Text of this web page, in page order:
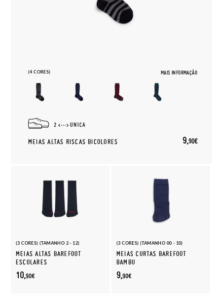
(4 CORES) MAIS INFORMAÇÃO
2 UNICA
MEIAS ALTAS RISCAS BICOLORES 9,90€
(3 CORES) (TAMANHO 2 - 12)
MEIAS ALTAS BAREFOOT
ESCOLARES
10,90€
(3 CORES) (TAMANHO 00 - 10)
MEIAS CURTAS BAREFOOT
BAMBU
9,90€